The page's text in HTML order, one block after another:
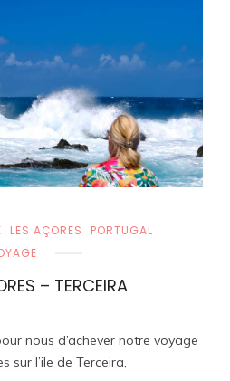
LES AÇORES
PORTUGAL
– TERCEIRA
nous d’achever notre voyage
sur l’ile de Terceira,